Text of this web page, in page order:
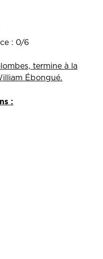
: 0/6
termine à la
Ébongué.
: